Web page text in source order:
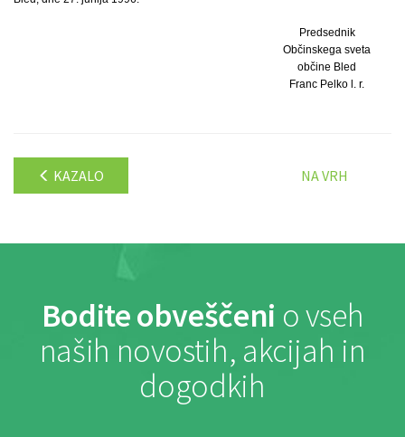
Predsednik
Občinskega sveta
občine Bled
Franc Pelko l. r.
KAZALO NA VRH
Bodite obveščeni o vseh
naših novostih, akcijah in
dogodkih